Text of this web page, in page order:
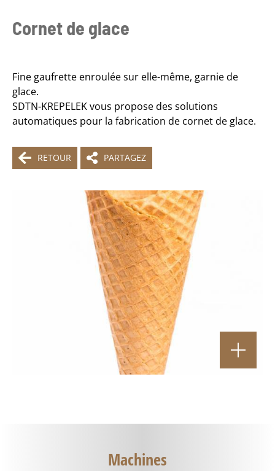
Cornet de glace
Fine gaufrette enroulée sur elle-même, garnie de
glace.
SDTN-KREPELEK vous propose des solutions
automatiques pour la fabrication de cornet de glace.
RETOUR PARTAGEZ
Machines